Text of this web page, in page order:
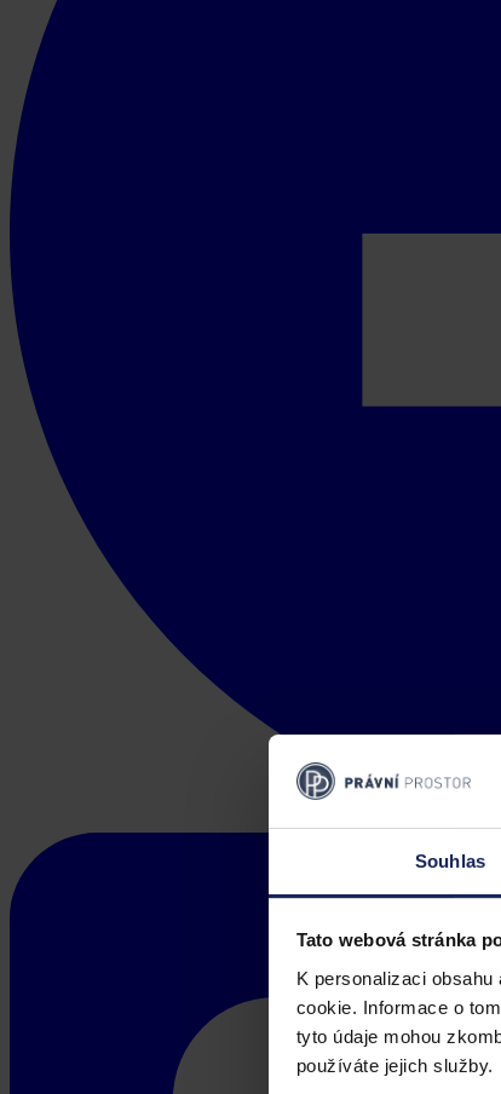
Souhlas
Tato webová stránka
K personalizaci
cookie. Informace o
tyto údaje mohou
používáte jejich služby.